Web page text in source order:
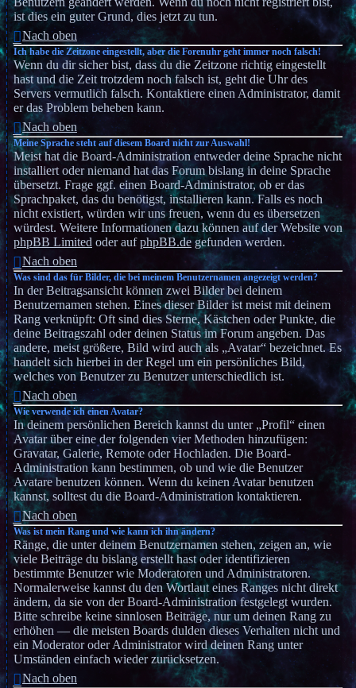
ist dies ein guter Grund, dies jetzt zu tun.
Nach oben
Ich habe die Zeitzone eingestellt, aber die Forenuhr geht immer noch falsch!
Wenn du dir sicher bist, dass du die Zeitzone richtig eingestellt
hast und die Zeit trotzdem noch falsch ist, geht die Uhr des
Servers vermutlich falsch. Kontaktiere einen Administrator, damit
er das Problem beheben kann.
Nach oben
Meine Sprache steht auf diesem Board nicht zur Auswahl!
Meist hat die Board-Administration entweder deine Sprache nicht
installiert oder niemand hat das Forum bislang in deine Sprache
übersetzt. Frage ggf. einen Board-Administrator, ob er das
Sprachpaket, das du benötigst, installieren kann. Falls es noch
nicht existiert, würden wir uns freuen, wenn du es übersetzen
würdest. Weitere Informationen dazu können auf der Website von
phpBB Limited oder aufphpBB.degefunden werden.
Nach oben
Was sind das für Bilder, die bei meinem Benutzernamen angezeigt werden?
In der Beitragsansicht können zwei Bilder bei deinem
Benutzernamen stehen. Eines dieser Bilder ist meist mit deinem
Rang verknüpft: Oft sind dies Sterne, Kästchen oder Punkte, die
deine Beitragszahl oder deinen Status im Forum angeben. Das
andere, meist größere, Bild wird auch als „Avatar“ bezeichnet. Es
handelt sich hierbei in der Regel um ein persönliches Bild,
welches von Benutzer zu Benutzer unterschiedlich ist.
Nach oben
Wie verwende ich einen Avatar?
In deinem persönlichen Bereich kannst du unter „Profil“ einen
Avatar über eine der folgenden vier Methoden hinzufügen:
Gravatar, Galerie, Remote oder Hochladen. Die Board-
Administration kann bestimmen, ob und wie die Benutzer
Avatare benutzen können. Wenn du keinen Avatar benutzen
kannst, solltest du die Board-Administration kontaktieren.
Nach oben
Was ist mein Rang und wie kann ich ihn ändern?
Ränge, die unter deinem Benutzernamen stehen, zeigen an, wie
viele Beiträge du bislang erstellt hast oder identifizieren
bestimmte Benutzer wie Moderatoren und Administratoren.
Normalerweise kannst du den Wortlaut eines Ranges nicht direkt
ändern, da sie von der Board-Administration festgelegt wurden.
Bitte schreibe keine sinnlosen Beiträge, nur um deinen Rang zu
erhöhen — die meisten Boards dulden dieses Verhalten nicht und
ein Moderator oder Administrator wird deinen Rang unter
Umständen einfach wieder zurücksetzen.
Nach oben